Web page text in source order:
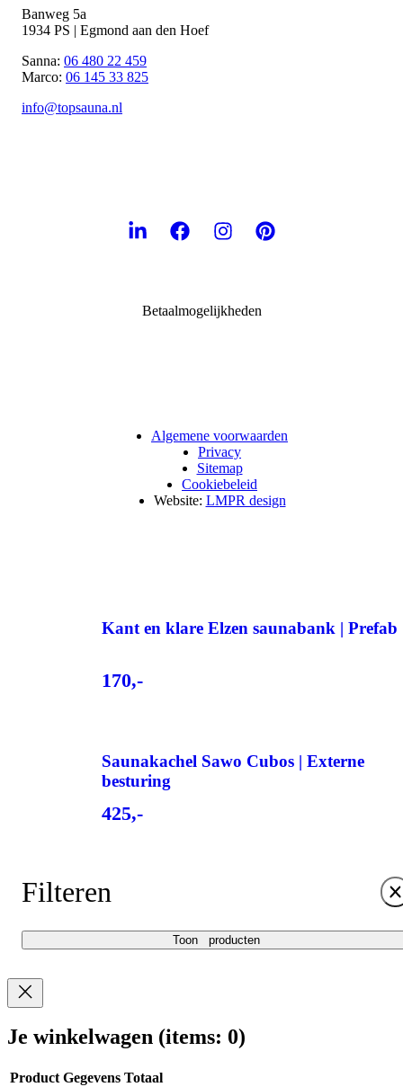
Banweg 5a
1934 PS | Egmond aan den Hoef
Sanna: 06 480 22 459
Marco: 06 145 33 825
info@topsauna.nl
Betaalmogelijkheden
Algemene voorwaarden
Privacy
Sitemap
Cookiebeleid
Website: LMPR design
Kant en klare Elzen saunabank | Prefab
170,-
Saunakachel Sawo Cubos | Externe
besturing
425,-
Filteren
Toon producten
Je winkelwagen (items: 0)
Product Gegevens Totaal